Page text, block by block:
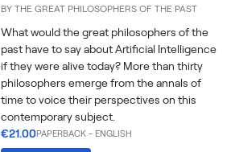
BY THE GREAT PHILOSOPHERS OF THE PAST
What would the great philosophers of the
past have to say about Artificial Intelligence
if they were alive today? More than thirty
philosophers emerge from the annals of
time to voice their perspectives on this
contemporary subject.
€21.00PAPERBACK - ENGLISH